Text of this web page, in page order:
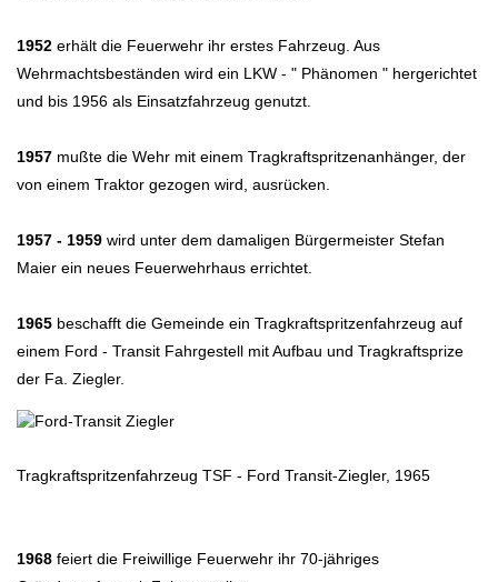
1952 erhält die Feuerwehr ihr erstes Fahrzeug. Aus
Wehrmachtsbeständen wird ein LKW - " Phänomen " hergerichtet
und bis 1956 als Einsatzfahrzeug genutzt.
1957 mußte die Wehr mit einem Tragkraftspritzenanhänger, der
von einem Traktor gezogen wird, ausrücken.
1957 - 1959 wird unter dem damaligen Bürgermeister Stefan
Maier ein neues Feuerwehrhaus errichtet.
1965 beschafft die Gemeinde ein Tragkraftspritzenfahrzeug auf
einem Ford - Transit Fahrgestell mit Aufbau und Tragkraftsprize
der Fa. Ziegler.
Tragkraftspritzenfahrzeug TSF - Ford Transit-Ziegler, 1965
1968 feiert die Freiwillige Feuerwehr ihr 70-jähriges